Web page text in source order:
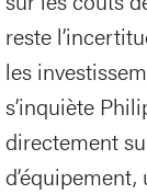
reste
les
s’inquiète
directement